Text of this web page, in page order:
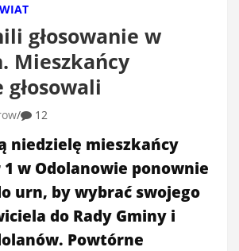
głosowanie w
Mieszkańcy
12
niedzielę mieszkańcy
w Odolanowie ponownie
urn, by wybrać swojego
do Rady Gminy i
Powtórne